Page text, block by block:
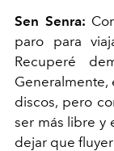
Sen Senra:
paro para
Recuperé
discos, pero
ser más libre y
dejar que